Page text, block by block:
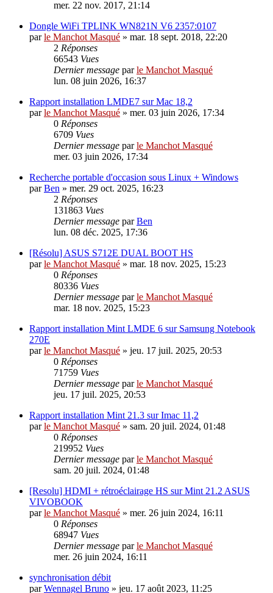
mer. 22 nov. 2017, 21:14
Dongle WiFi TPLINK WN821N V6 2357:0107
parle Manchot Masqué » mar. 18 sept. 2018, 22:20
2 Réponses
66543 Vues
Dernier message parle Manchot Masqué
lun. 08 juin 2026, 16:37
Rapport installation LMDE7 sur Mac 18,2
parle Manchot Masqué » mer. 03 juin 2026, 17:34
0 Réponses
6709 Vues
Dernier message parle Manchot Masqué
mer. 03 juin 2026, 17:34
Recherche portable d'occasion sous Linux + Windows
parBen » mer. 29 oct. 2025, 16:23
2 Réponses
131863 Vues
Dernier message parBen
lun. 08 déc. 2025, 17:36
[Résolu] ASUS S712E DUAL BOOT HS
parle Manchot Masqué » mar. 18 nov. 2025, 15:23
0 Réponses
80336 Vues
Dernier message parle Manchot Masqué
mar. 18 nov. 2025, 15:23
Rapport installation Mint LMDE 6 sur Samsung Notebook
270E
parle Manchot Masqué » jeu. 17 juil. 2025, 20:53
0 Réponses
71759 Vues
Dernier message parle Manchot Masqué
jeu. 17 juil. 2025, 20:53
Rapport installation Mint 21.3 sur Imac 11,2
parle Manchot Masqué » sam. 20 juil. 2024, 01:48
0 Réponses
219952 Vues
Dernier message parle Manchot Masqué
sam. 20 juil. 2024, 01:48
[Resolu] HDMI + rétroéclairage HS sur Mint 21.2 ASUS
VIVOBOOK
parle Manchot Masqué » mer. 26 juin 2024, 16:11
0 Réponses
68947 Vues
Dernier message parle Manchot Masqué
mer. 26 juin 2024, 16:11
synchronisation débit
parWennagel Bruno » jeu. 17 août 2023, 11:25